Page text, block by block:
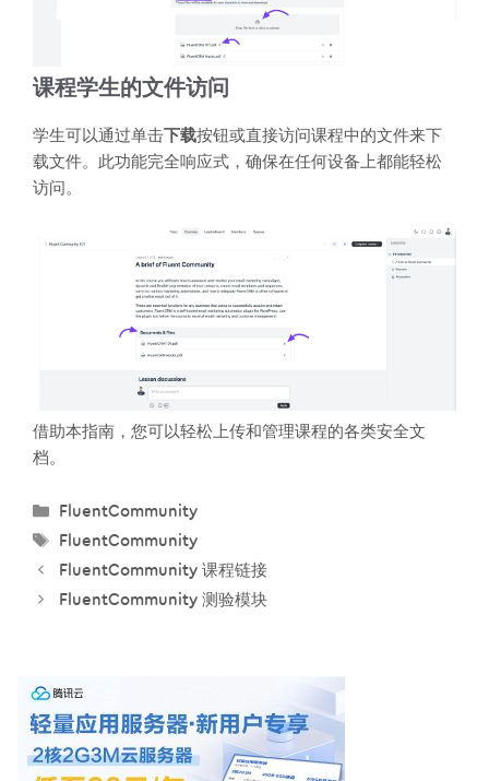
课程学生的文件访问
学生可以通过单击 下载按钮或直接访问课程中的文件来下
载文件。此功能完全响应式，确保在任何设备上都能轻松
访问。
借助本指南，您可以轻松上传和管理课程的各类安全文
档。
分
类
FluentCommunity
标
签
FluentCommunity
FluentCommunity 课程链接
FluentCommunity 测验模块